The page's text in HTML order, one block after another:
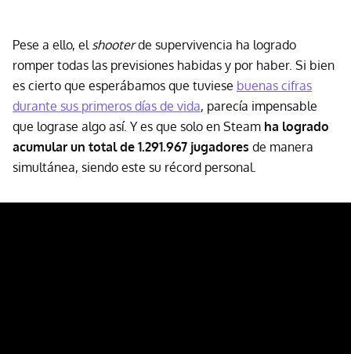
Pese a ello, el shooterde supervivencia ha logrado
romper todas las previsiones habidas y por haber. Si bien
es cierto que esperábamos que tuviese buenas cifras
durante sus primeros días de vida, parecía impensable
que lograse algo así. Y es que solo en Steam ha logrado
acumular un total de 1.291.967 jugadores de manera
simultánea, siendo este su récord personal.